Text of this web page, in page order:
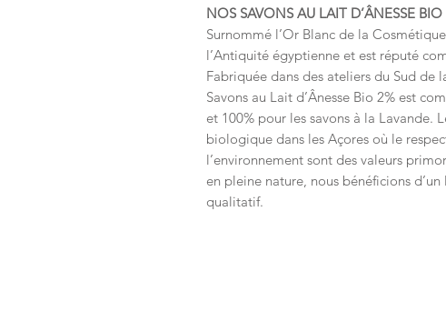
NOS SAVONS AU LAIT D’ÂNESSE BIO
Surnommé l’Or Blanc de la
l’Antiquité égyptienne et est réputé
Fabriquée dans des ateliers du Sud
Savons au Lait d’Ânesse Bio 2% est
et 100% pour les savons à la Lavande.
biologique dans les Açores où le
l’environnement sont des valeurs
en pleine nature, nous bénéficions
qualitatif.